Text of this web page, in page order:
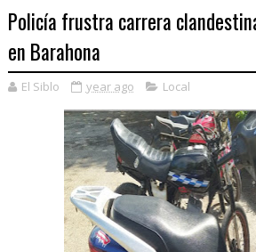
Policía frustra carrera
en Barahona
El Siblo year ago Local